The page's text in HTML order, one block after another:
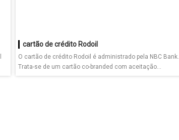
cartão de crédito Rodoil
O cartão de crédito Rodoil é administrado pela NBC Bank.
Trata-se de um cartão co-branded com aceitação...